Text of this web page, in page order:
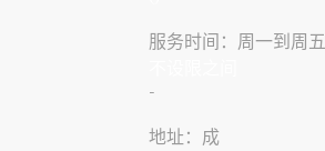
服务时间：周一到周五
​-
地址：成